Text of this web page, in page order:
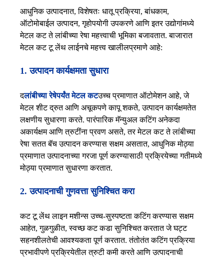
आधुनिक उत्पादनात, विशेषतः धातू प्रक्रिया, बांधकाम,
ऑटोमोबाईल उत्पादन, गृहोपयोगी उपकरणे आणि इतर उद्योगांमध्ये
मेटल कट ते लांबीच्या रेषा महत्त्वाची भूमिका बजावतात. बाजारात
मेटल कट टू लेंथ लाईनचे महत्त्व खालीलप्रमाणे आहे:
1. उत्पादन कार्यक्षमता सुधारा
दलांबीच्या रेषेपर्यंत मेटल कटउच्च प्रमाणात ऑटोमेशन आहे, जे
मेटल शीट द्रुत आणि अचूकपणे कापू शकते, उत्पादन कार्यक्षमतेत
लक्षणीय सुधारणा करते. पारंपारिक मॅन्युअल कटिंग अनेकदा
अकार्यक्षम आणि त्रुटींना प्रवण असते, तर मेटल कट ते लांबीच्या
रेषा सतत बॅच उत्पादन करण्यास सक्षम असतात, आधुनिक मोठ्या
प्रमाणात उत्पादनाच्या गरजा पूर्ण करण्यासाठी प्रक्रियेच्या गतीमध्ये
मोठ्या प्रमाणात सुधारणा करतात.
2. उत्पादनाची गुणवत्ता सुनिश्चित करा
कट टू लेंथ लाइन मशीन्स उच्च-सुस्पष्टता कटिंग करण्यास सक्षम
आहेत, गुळगुळीत, स्वच्छ कट कडा सुनिश्चित करतात जे घट्ट
सहनशीलतेची आवश्यकता पूर्ण करतात. तंतोतंत कटिंग प्रक्रिया
प्रभावीपणे प्रक्रियेतील त्रुटी कमी करते आणि उत्पादनाची